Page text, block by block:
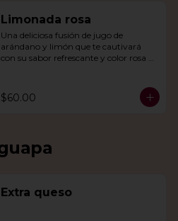
Limonada rosa
Una deliciosa fusión de jugo de
arándano y limón que te cautivará
con su sabor refrescante y color rosa
$60.00
Extra queso